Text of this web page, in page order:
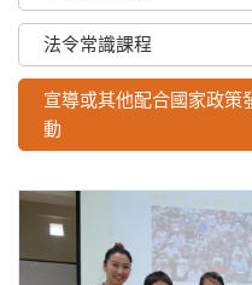
法令常識課程
宣導或其他配合國家政策
動